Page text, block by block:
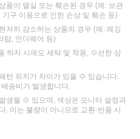
품이 멸실 또는 훼손된 경우 (예: 보관
구 이용으로 인한 손상 및 훼손 등)
저히 감소하는 상품의 경우 (예: 레깅
탑, 언더웨어 등)
하자 시에도 세탁 및 착용, 수선한 상
턴 위치가 차이가 있을 수 있습니다.
송비가 발생합니다.
생될 수 있으며, 색상은 모니터 설정과
. 이는 불량이 아니므로 교환·반품 시